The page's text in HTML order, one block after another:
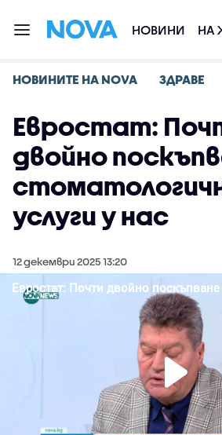
НОВИНИ НА
НОВИНИТЕ НА NOVA ЗДРАВЕ
Евростат:
двойно
услуги у нас
12 декември 2025 13:20